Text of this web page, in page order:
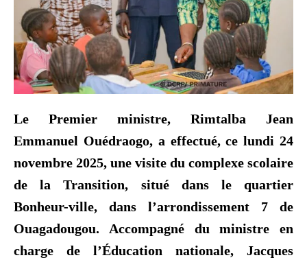
Le Premier ministre, Rimtalba Jean
Emmanuel Ouédraogo, a effectué, ce lundi 24
novembre 2025, une visite du complexe scolaire
de la Transition, situé dans le quartier
Bonheur-ville, dans l’arrondissement 7 de
Ouagadougou. Accompagné du ministre en
charge de l’Éducation nationale, Jacques